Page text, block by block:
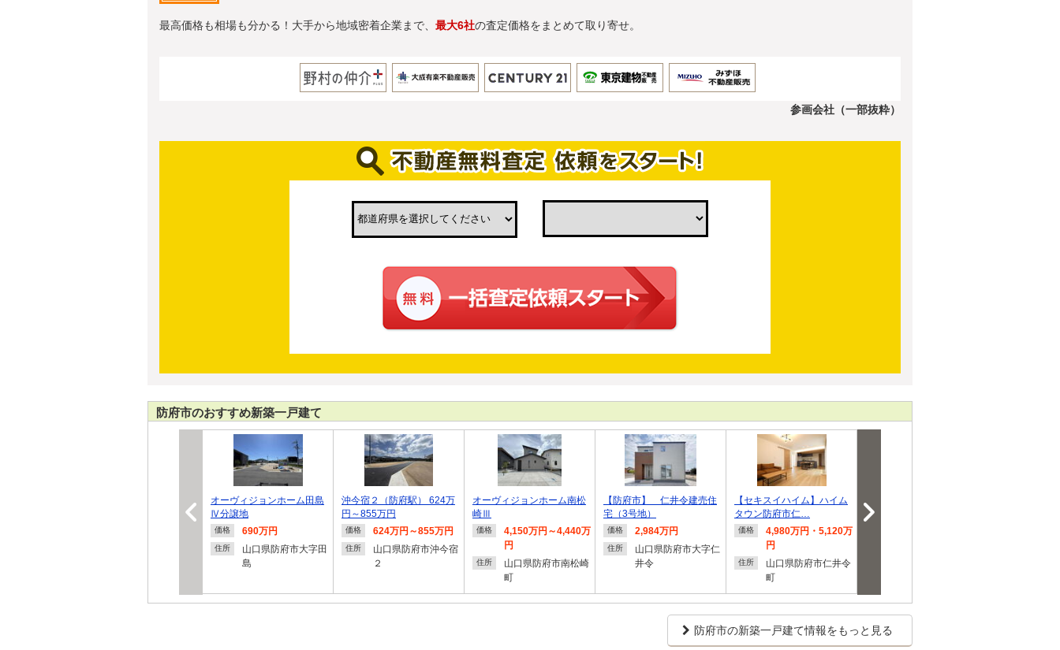
最高価格も相場も分かる！大手から地域密着企業まで、 最大6社の査定価格をまとめて取り寄せ。
参画会社（一部抜粋）
防府市のおすすめ新築一戸建て
オーヴィジョンホーム田島
Ⅳ分譲地
価格 690万円
住所
山口県防府市大字田
島
沖今宿２（防府駅） 624万
円～855万円
価格 624万円～855万円
住所
山口県防府市沖今宿
２
オーヴィジョンホーム南松
崎Ⅲ
価格
4,150万円～4,440万
円
住所
山口県防府市南松崎
町
【防府市】 仁井令建売住
宅（3号地）
価格 2,984万円
住所
山口県防府市大字仁
井令
【セキスイハイム】ハイム
タウン防府市仁…
価格
4,980万円・5,120万
円
住所
山口県防府市仁井令
町
防府市の新築一戸建て情報をもっと見る